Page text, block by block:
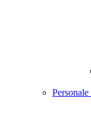
Personale